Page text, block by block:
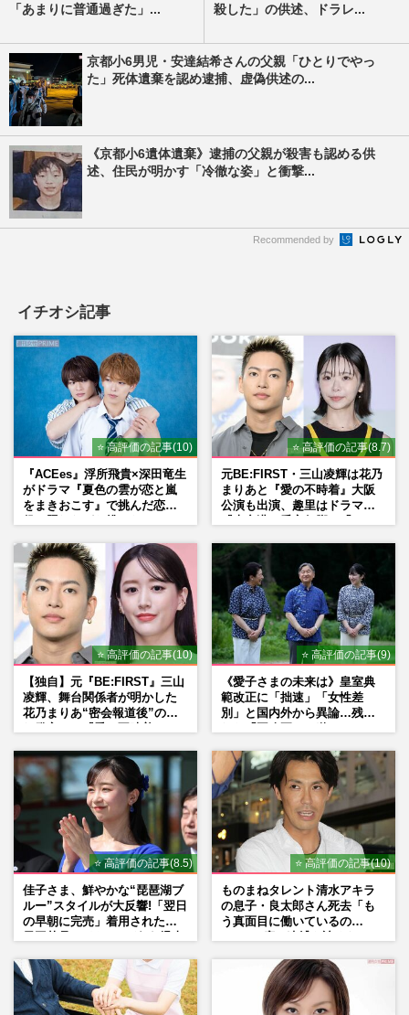
「あまりに普通過ぎた」...
殺した」の供述、ドラレ...
京都小6男児・安達結希さんの父親「ひとりでやっ
た」死体遺棄を認め逮捕、虚偽供述の...
《京都小6遺体遺棄》逮捕の父親が殺害も認める供
述、住民が明かす「冷徹な姿」と衝撃...
Recommended by
イチオシ記事
⭐ 高評価の記事(10)
『ACEes』浮所飛貴×深田竜生
がドラマ『夏色の雲が恋と嵐
をまきおこす』で挑んだ恋人
⭐ 高評価の記事(8.7)
元BE:FIRST・三山凌輝は花乃
まりあと『愛の不時着』大阪
公演も出演、趣里はドラマ
⭐ 高評価の記事(10)
【独自】元『BE:FIRST』三山
凌輝、舞台関係者が明かした
花乃まりあ“密会報道後”の呆
⭐ 高評価の記事(9)
《愛子さまの未来は》皇室典
範改正に「拙速」「女性差
別」と国内外から異論…残さ
⭐ 高評価の記事(8.5)
佳子さま、鮮やかな“琵琶湖ブ
ルー”スタイルが大反響!「翌日
の早朝に完売」着用された地
⭐ 高評価の記事(10)
ものまねタレント清水アキラ
の息子・良太郎さん死去「も
う真面目に働いているの